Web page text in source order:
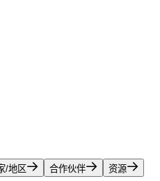
/地区​​ 合作伙伴​​ 资源​​